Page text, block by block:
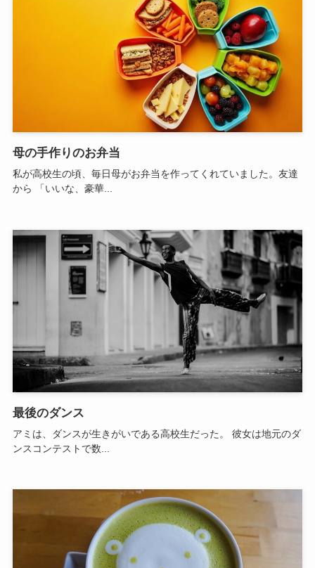
母の手作りのお弁当
私が高校生の頃、毎日母がお弁当を作ってくれていました。友達
から 「いいな、豪華...
最後のダンス
アミは、ダンスが生きがいである高校生だった。 彼女は地元のダ
ンスコンテストで数...